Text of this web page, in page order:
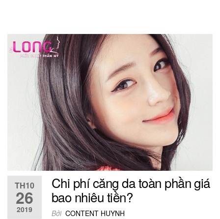
TH10
26
2019
Chi phí căng da toàn phần giá
bao nhiêu tiền?
Bởi CONTENT HUYNH